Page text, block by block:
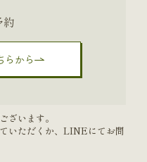
らから
ざいます。
いただくか、LINEにてお問